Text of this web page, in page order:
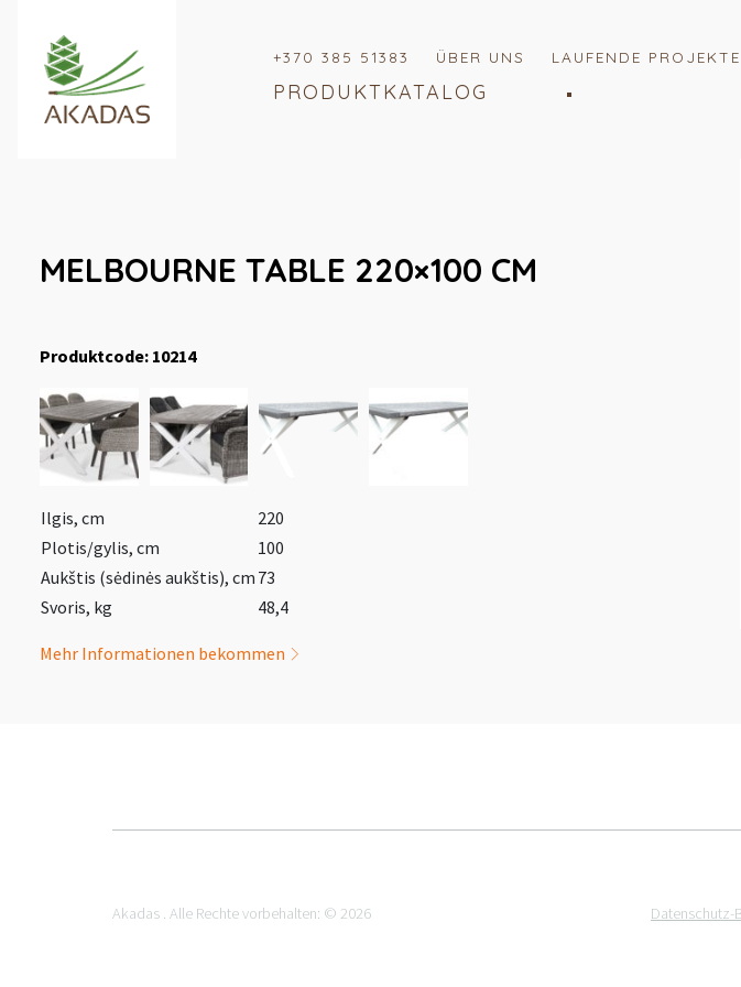
+370 385 51383 ÜBER UNS LAUFENDE PROJEKTE
PRODUKTKATALOG
MELBOURNE TABLE 220×100 CM
Produktcode: 10214
Ilgis, cm
220
Plotis/gylis, cm
100
Aukštis (sėdinės aukštis), cm 73
Svoris, kg
48,4
Mehr Informationen bekommen
Akadas . Alle Rechte vorbehalten: © 2026 Datenschutz-